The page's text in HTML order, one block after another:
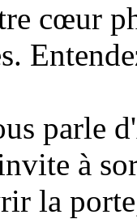
cœur
parle
à
la